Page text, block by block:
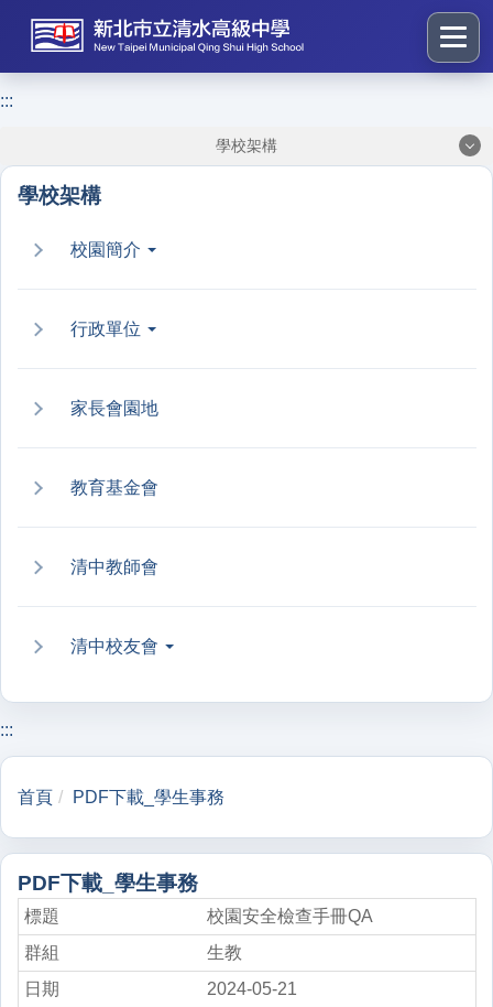
到
塊
:::
學校架構
學校架構
校園簡介
行政單位
家長會園地
教育基金會
清中教師會
清中校友會
:::
首頁 PDF下載_學生事務
PDF下載_學生事務
校園安全檢查手冊QA
生教
2024-05-21